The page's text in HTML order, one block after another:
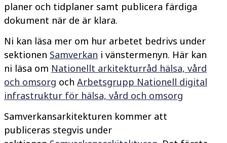
planer och tidplaner samt publicera färdiga
dokument när de är klara.
Ni kan läsa mer om hur arbetet bedrivs under
sektionen Samverkan i vänstermenyn. Här kan
ni läsa om Nationellt arkitekturråd hälsa, vård
och omsorg och Arbetsgrupp Nationell digital
infrastruktur för hälsa, vård och omsorg
Samverkansarkitekturen kommer att
publiceras stegvis under